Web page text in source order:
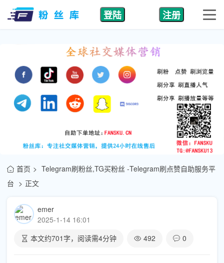
登陆 注册
首页
Telegram刷粉丝,TG买粉丝 -Telegram刷点赞自助服务平
台
正文
emer
2025-1-14 16:01
本文约701 字，阅读需4分钟 492 0